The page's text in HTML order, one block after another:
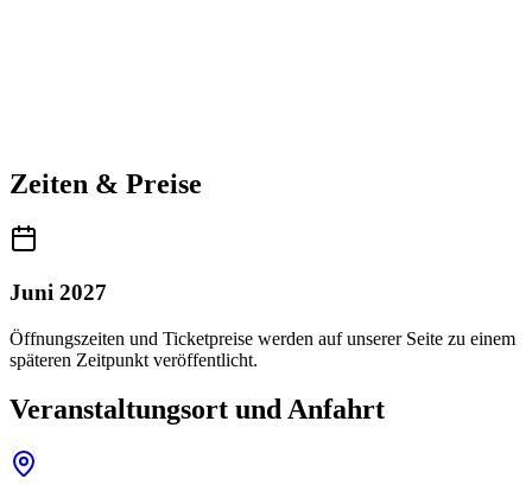
Zeiten & Preise
Juni 2027
Öffnungszeiten und Ticketpreise werden auf unserer Seite zu einem
späteren Zeitpunkt veröffentlicht.
Veranstaltungsort und Anfahrt